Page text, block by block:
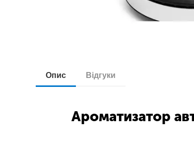
Опис Відгуки
Ароматизатор